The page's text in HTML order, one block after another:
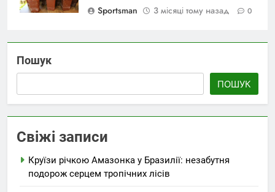
Sportsman
3 місяці тому назад 0
Пошук
ПОШУК
Свіжі записи
Круїзи річкою Амазонка у Бразилії: незабутня
подорож серцем тропічних лісів